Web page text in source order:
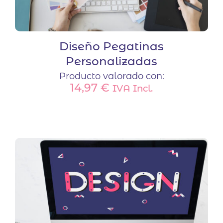
Diseño Pegatinas
Personalizadas
Producto valorado con:
14,97 € IVA Incl.